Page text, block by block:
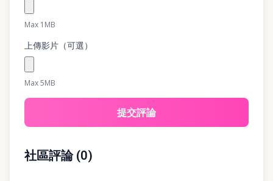
Max 1MB
上傳影片（可選）
Max 5MB
提交評論
社區評論(0)